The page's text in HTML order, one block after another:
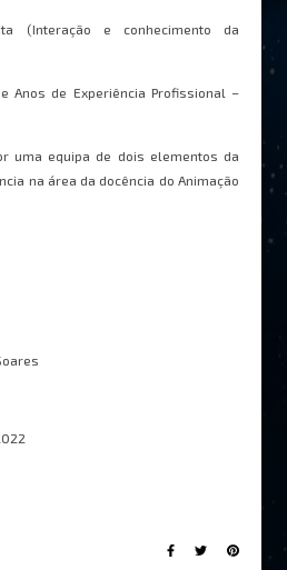
(Interação e conhecimento da
Anos de Experiência Profissional –
uma equipa de dois elementos da
na área da docência do Animação